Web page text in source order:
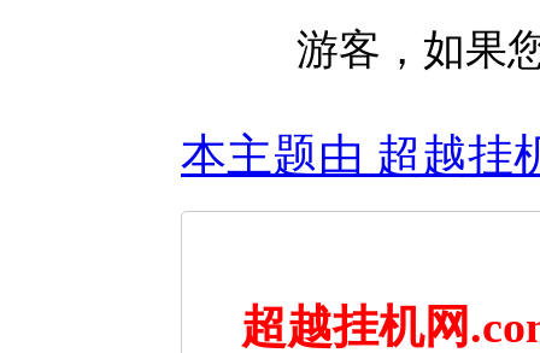
游客，如果
本主题由 超越挂
超越挂机网